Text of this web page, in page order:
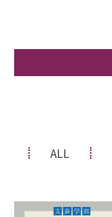
ALL